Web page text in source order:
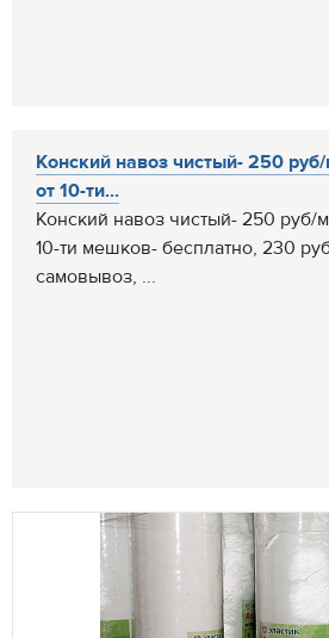
Конский навоз чистый- 250
от 10-ти...
Конский навоз чистый- 250 руб/
10-ти мешков- бесплатно, 230
самовывоз, ...